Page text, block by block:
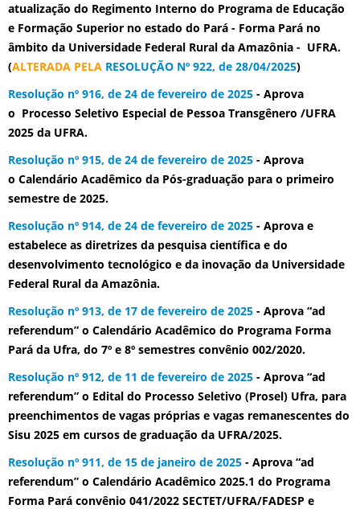
atualização do Regimento Interno do Programa de Educação
e Formação Superior no estado do Pará - Forma Pará no
âmbito da Universidade Federal Rural da Amazônia - UFRA.
(ALTERADA PELA RESOLUÇÃO Nº 922, de 28/04/2025)
Resolução nº 916, de 24 de fevereiro de 2025 - Aprova
o Processo Seletivo Especial de Pessoa Transgênero /UFRA
2025 da UFRA.
Resolução nº 915, de 24 de fevereiro de 2025 - Aprova
o Calendário Acadêmico da Pós-graduação para o primeiro
semestre de 2025.
Resolução nº 914, de 24 de fevereiro de 2025 - Aprova e
estabelece as diretrizes da pesquisa científica e do
desenvolvimento tecnológico e da inovação da Universidade
Federal Rural da Amazônia.
Resolução nº 913, de 17 de fevereiro de 2025 - Aprova “ad
referendum” o Calendário Acadêmico do Programa Forma
Pará da Ufra, do 7º e 8º semestres convênio 002/2020.
Resolução nº 912, de 11 de fevereiro de 2025 - Aprova “ad
referendum” o Edital do Processo Seletivo (Prosel) Ufra, para
preenchimentos de vagas próprias e vagas remanescentes do
Sisu 2025 em cursos de graduação da UFRA/2025.
Resolução nº 911, de 15 de janeiro de 2025 - Aprova “ad
referendum” o Calendário Acadêmico 2025.1 do Programa
Forma Pará convênio 041/2022 SECTET/UFRA/FADESP e